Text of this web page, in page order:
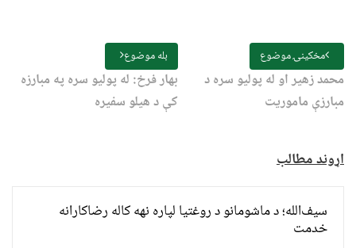
مخکینۍ موضوع
محمد زهير او له پوليو سره د
مبارزې ماموریت
بله موضوع
بهار فرخ: له پولیو سره په مبارزه
کې د هیلو سفیره
اړوند مطالب
سیف‌الله؛ د ماشومانو د روغتیا لپاره نهه کاله رضاکارانه
خدمت